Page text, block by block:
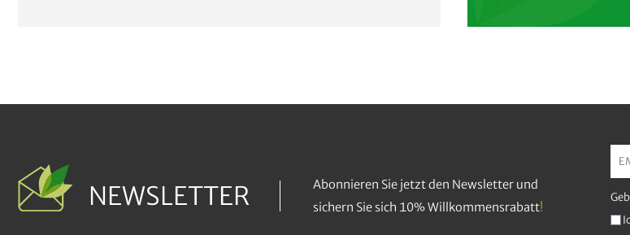
NEWSLETTER
Abonnieren Sie jetzt den Newsletter und
sichern Sie sich 10% Willkommensrabatt!